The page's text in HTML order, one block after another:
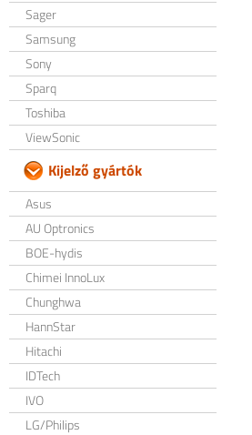
Sager
Samsung
Sony
Sparq
Toshiba
ViewSonic
Kijelző gyártók
Asus
AU Optronics
BOE-hydis
Chimei InnoLux
Chunghwa
HannStar
Hitachi
IDTech
IVO
LG/Philips